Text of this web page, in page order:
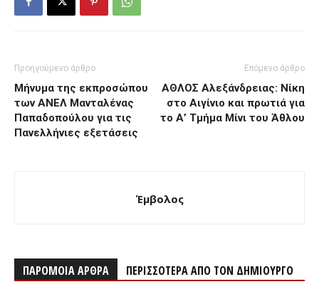
Προηγούμενο άρθρο
Μήνυμα της εκπροσώπου
των ΑΝΕΛ Μανταλένας
Παπαδοπούλου για τις
Πανελλήνιες εξετάσεις
Επόμενο άρθρο
ΑΘΛΟΣ Αλεξάνδρειας: Νίκη
στο Αιγίνιο και πρωτιά για
το Α’ Τμήμα Μίνι του Άθλου
Έμβολος
ΠΑΡΟΜΟΙΑ ΑΡΘΡΑ ΠΕΡΙΣΣΟΤΕΡΑ ΑΠΟ ΤΟΝ ΔΗΜΙΟΥΡΓΟ